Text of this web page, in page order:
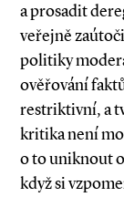
a prosadit
veřejně
politiky
ověřování
restriktivní, a
kritika není
o to uniknout
když si